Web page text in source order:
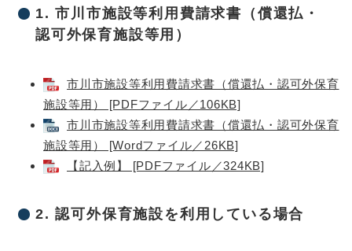
1. 市川市施設等利用費請求書（償還払・
認可外保育施設等用）
市川市施設等利用費請求書（償還払・認可外保育
施設等用） [PDFファイル／106KB]
市川市施設等利用費請求書（償還払・認可外保育
施設等用） [Wordファイル／26KB]
【記入例】 [PDFファイル／324KB]
2. 認可外保育施設を利用している場合